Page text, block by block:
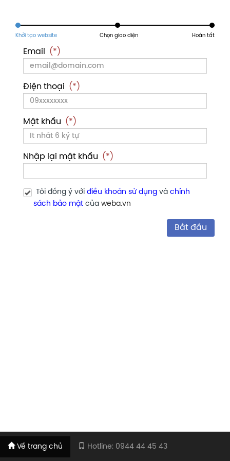
Email (*)
Điện thoại (*)
Mật khẩu (*)
Nhập lại mật khẩu (*)
Tôi đồng ý với điều khoản sử dụng và chính
sách bảo mật của weba.vn
Bắt đầu
Về trang chủ Hotline: 0944 44 45 43